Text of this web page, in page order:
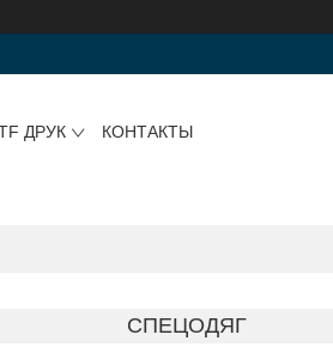
ДРУК
КОНТАКТЫ
СПЕЦОДЯГ